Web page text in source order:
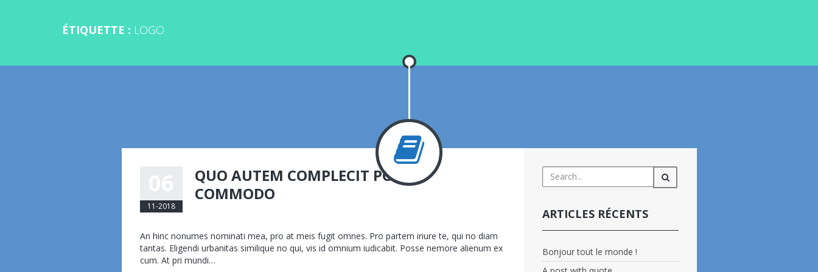
ÉTIQUETTE : LOGO
11-2018
QUO AUTEM COMPLECIT PORRO
COMMODO
autem
complecit
An hinc nonumes nominati mea, pro at meis fugit omnes. Pro partem iriure te, qui no diam
tantas. Eligendi urbanitas similique no qui, vis id omnium iudicabit. Posse nemore alienum ex
cum. At pri mundi…
ARTICLES RÉCENTS
Bonjour tout le monde !